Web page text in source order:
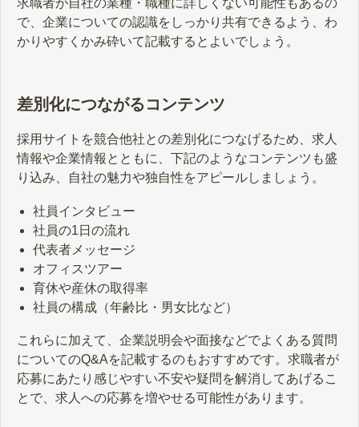
求職者が自社の業種・職種に詳しくない可能性もあるの
で、企業についての認識をしっかり共有できるよう、わ
かりやすくかみ砕いて記載するとよいでしょう。
差別化につながるコンテンツ
採用サイトを競合他社との差別化につなげるため、求人
情報や企業情報とともに、下記のようなコンテンツも盛
り込み、自社の魅力や独自性をアピールしましょう。
社員インタビュー
社員の1日の流れ
代表者メッセージ
オフィスツアー
育休や産休の取得率
社員の構成（年齢比・男女比など）
これらに加えて、企業説明会や面接などでよくある質問
についてのQ&Aを記載するのもおすすめです。求職者が
応募にあたり感じやすい不安や疑問を解消してあげるこ
とで、求人への応募を増やせる可能性があります。